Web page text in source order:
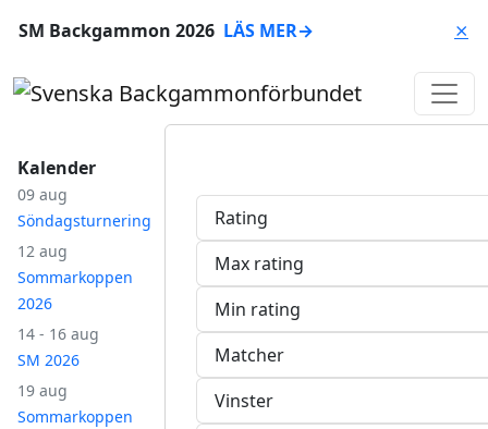
SM Backgammon 2026 LÄS MER→ ⨯
Kalender
09 aug
Söndagsturnering
12 aug
Sommarkoppen
2026
14 - 16 aug
SM 2026
19 aug
Sommarkoppen
Rating
Max rating
Min rating
Matcher
Vinster